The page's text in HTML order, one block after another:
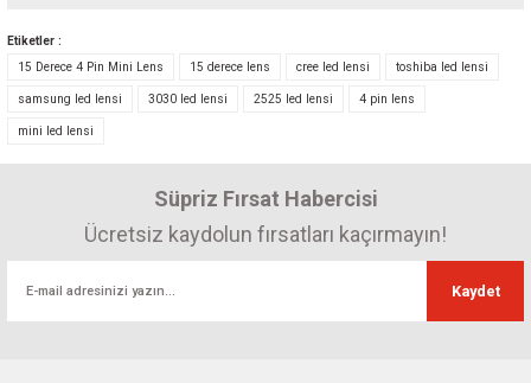
Bu ürünün fiyat bilgisi, resim, ürün açıklamalarında ve diğer konularda
yetersiz gördüğünüz noktaları öneri formunu kullanarak tarafımıza
Görüş ve önerileriniz için teşekkür ederiz.
Ürün resmi kalitesiz, bozuk veya görüntülenemiyor.
Ürün açıklamasında eksik bilgiler bulunuyor.
Ürün bilgilerinde hatalar bulunuyor.
Ürün fiyatı diğer sitelerden daha pahalı.
Bu ürüne benzer farklı alternatifler olmalı.
Etiketler :
15 Derece 4 Pin Mini Lens
15 derece lens cree led lensi toshiba led lensi
samsung led lensi 3030 led lensi 2525 led lensi 4 pin lens
mini led lensi
Süpriz Fırsat Habercisi
Ücretsiz kaydolun fırsatları kaçırmayın!
Kaydet